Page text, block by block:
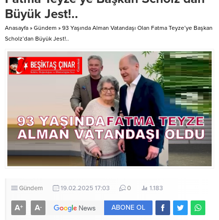
Büyük Jest!..
Anasayfa » Gündem » 93 Yaşında Alman Vatandaşı Olan Fatma Teyze’ye Başkan
Scholz’dan Büyük Jest!..
Gündem 19.02.2025 17:03 0 1.183
A+ A- ABONE OL